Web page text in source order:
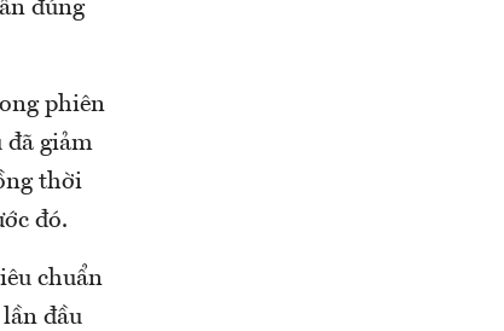
đúng
phiên
đã giảm
thời
đó.
chuẩn
đầu